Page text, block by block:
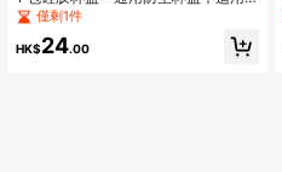
于马克杯、茶杯、玻璃杯 - 北欧风格
办公室和家庭使用 - 送给家人、同
僅剩1件
HK$24.00